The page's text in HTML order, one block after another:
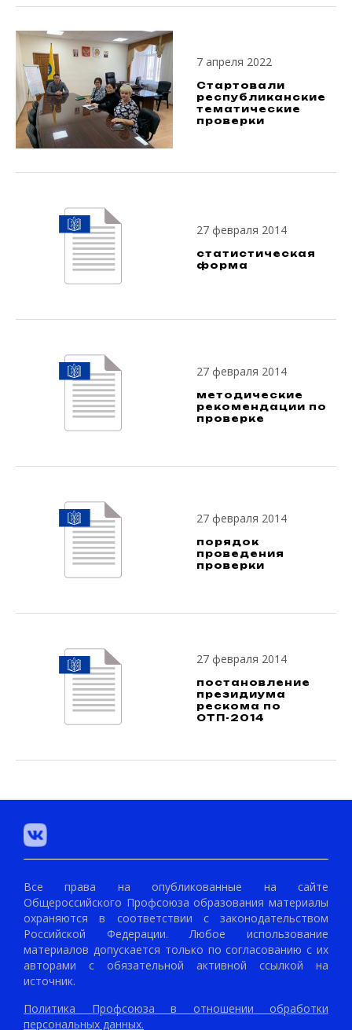
7 апреля 2022
Стартовали
республиканские
тематические
проверки
27 февраля 2014
статистическая
форма
27 февраля 2014
методические
рекомендации по
проверке
27 февраля 2014
порядок
проведения
проверки
27 февраля 2014
постановление
президиума
рескома по
ОТП-2014
Все права на опубликованные на сайте
Общероссийского Профсоюза образования материалы
охраняются в соответствии с законодательством
Российской Федерации. Любое использование
материалов допускается только по согласованию с их
авторами с обязательной активной ссылкой на
источник.
Политика Профсоюза в отношении обработки
персональных данных.